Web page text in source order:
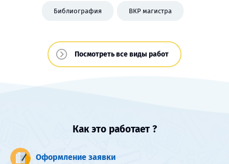
Библиография ВКР магистра
Посмотреть все виды работ
Как это работает ?
Оформление заявки